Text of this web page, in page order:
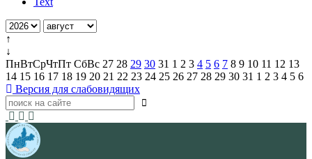
↑
↓
ПнВтСрЧтПт СбВс 27 28 29 30 31 1 2 3 4 5 6 7 8 9 10 11 12 13
14 15 16 17 18 19 20 21 22 23 24 25 26 27 28 29 30 31 1 2 3 4 5 6
Версия для слабовидящих